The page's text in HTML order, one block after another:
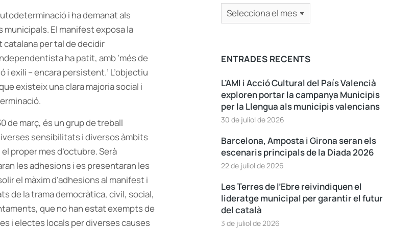
i ha demanat als
El manifest exposa la
per tal de decidir
ha patit, amb ‘més de
exili – encara persistent.’ L’objectiu
existeix una clara majoria social i
de març, és un grup de treball
sensibilitats i diversos àmbits
proper mes d’octubre. Serà
les adhesions i es presentaran les
el màxim d’adhesions al manifest i
de la trama democràtica, civil, social,
que no han estat exempts de
i electes locals per diverses causes
ENTRADES RECENTS
L’AMI i Acció Cultural del País Valencià
exploren portar la campanya Municipis
per la Llengua als municipis valencians
30 de juliol de 2026
Barcelona, Amposta i Girona seran els
escenaris principals de la Diada 2026
22 de juliol de 2026
Les Terres de l’Ebre reivindiquen el
lideratge municipal per garantir el futur
del català
3 de juliol de 2026